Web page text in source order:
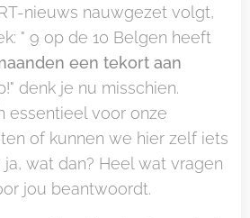
nieuws nauwgezet volgt,
" 9 op de 10 Belgen heeft
een tekort aan
denk je nu misschien.
essentieel voor onze
of kunnen we hier zelf iets
wat dan? Heel wat vragen
jou beantwoordt.